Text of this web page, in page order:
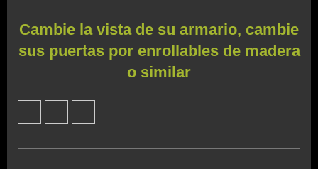
Cambie la vista de su armario, cambie
sus puertas por enrollables de madera
o similar